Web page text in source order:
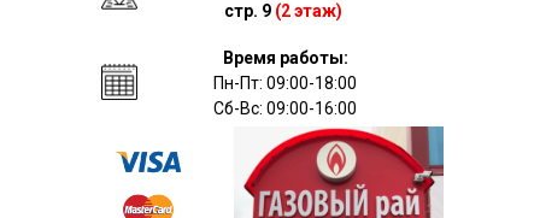
Время работы:
Пн-Пт: 09:00-18:00
Сб-Вс: 09:00-16:00
стр. 9 (2 этаж)